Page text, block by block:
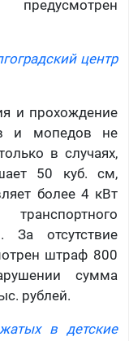
предусмотрен
центр
и прохождение
и мопедов не
в случаях,
50 куб. см,
более 4 кВт
отсутствие
штраф 800
сумма
рублей.
в детские